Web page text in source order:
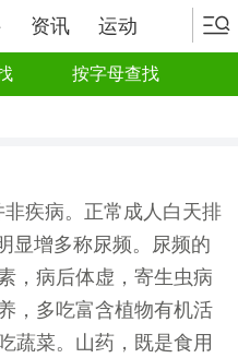
资讯 运动
按字母查找
疾病。正常成人白天排
显增多称尿频。尿频的
，病后体虚，寄生虫病
，多吃富含植物有机活
蔬菜。山药，既是食用